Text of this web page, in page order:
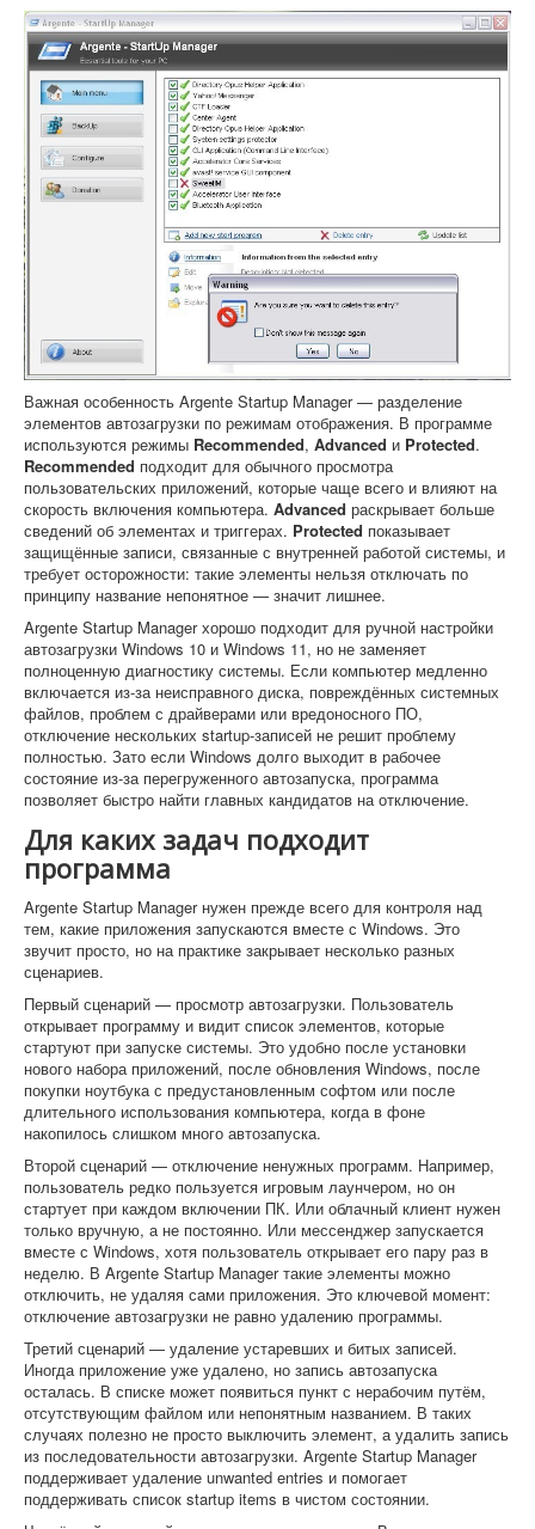
Важная особенность Argente Startup Manager — разделение
элементов автозагрузки по режимам отображения. В программе
используются режимы Recommended, Advanced и Protected.
Recommended подходит для обычного просмотра
пользовательских приложений, которые чаще всего и влияют на
скорость включения компьютера. Advanced раскрывает больше
сведений об элементах и триггерах. Protected показывает
защищённые записи, связанные с внутренней работой системы, и
требует осторожности: такие элементы нельзя отключать по
принципу название непонятное — значит лишнее.
Argente Startup Manager хорошо подходит для ручной настройки
автозагрузки Windows 10 и Windows 11, но не заменяет
полноценную диагностику системы. Если компьютер медленно
включается из-за неисправного диска, повреждённых системных
файлов, проблем с драйверами или вредоносного ПО,
отключение нескольких startup-записей не решит проблему
полностью. Зато если Windows долго выходит в рабочее
состояние из-за перегруженного автозапуска, программа
позволяет быстро найти главных кандидатов на отключение.
Для каких задач подходит
программа
Argente Startup Manager нужен прежде всего для контроля над
тем, какие приложения запускаются вместе с Windows. Это
звучит просто, но на практике закрывает несколько разных
сценариев.
Первый сценарий — просмотр автозагрузки. Пользователь
открывает программу и видит список элементов, которые
стартуют при запуске системы. Это удобно после установки
нового набора приложений, после обновления Windows, после
покупки ноутбука с предустановленным софтом или после
длительного использования компьютера, когда в фоне
накопилось слишком много автозапуска.
Второй сценарий — отключение ненужных программ. Например,
пользователь редко пользуется игровым лаунчером, но он
стартует при каждом включении ПК. Или облачный клиент нужен
только вручную, а не постоянно. Или мессенджер запускается
вместе с Windows, хотя пользователь открывает его пару раз в
неделю. В Argente Startup Manager такие элементы можно
отключить, не удаляя сами приложения. Это ключевой момент:
отключение автозагрузки не равно удалению программы.
Третий сценарий — удаление устаревших и битых записей.
Иногда приложение уже удалено, но запись автозапуска
осталась. В списке может появиться пункт с нерабочим путём,
отсутствующим файлом или непонятным названием. В таких
случаях полезно не просто выключить элемент, а удалить запись
из последовательности автозагрузки. Argente Startup Manager
поддерживает удаление unwanted entries и помогает
поддерживать список startup items в чистом состоянии.